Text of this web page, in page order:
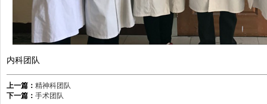
内科团队
上一篇： 精神科团队
下一篇： 手术团队